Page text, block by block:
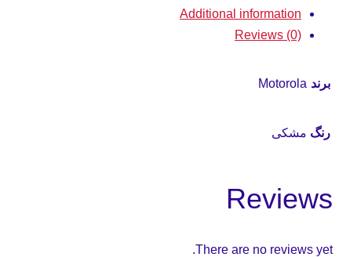
Additional information
Reviews (0)
برند Motorola
رنگ مشکی
Reviews
There are no reviews yet.